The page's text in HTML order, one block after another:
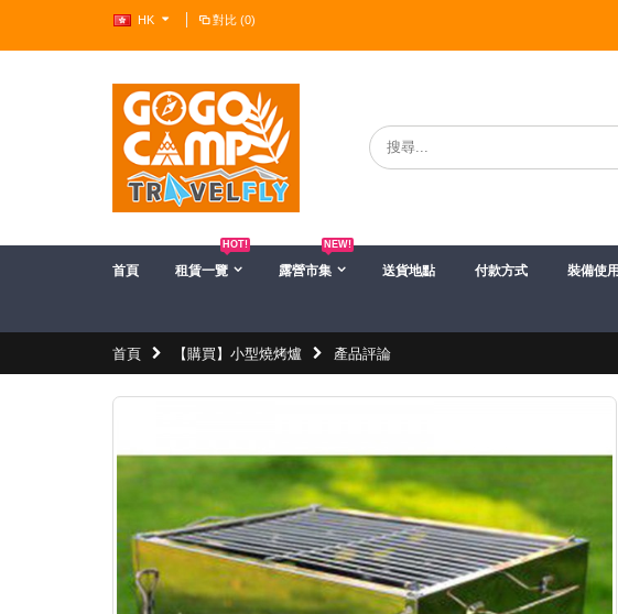
HK 對比 (0)
首頁 租賃一覽
HOT!
露營市集
NEW!
送貨地點 付款方式 裝備使
首頁 【購買】小型燒烤爐 產品評論